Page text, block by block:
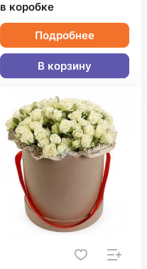
в коробке
Подробнее
В корзину